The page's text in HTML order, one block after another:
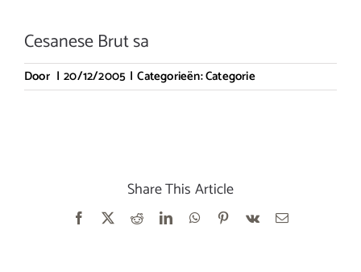
Cesanese Brut sa
Door | 20/12/2005 | Categorieën:Categorie
Share This Article
Facebook RedditLinkedInWhatsApp
Pinterest
Vk
E-